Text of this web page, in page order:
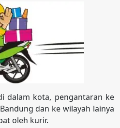
dalam kota, pengantaran ke
dan ke wilayah lainya
oleh kurir.